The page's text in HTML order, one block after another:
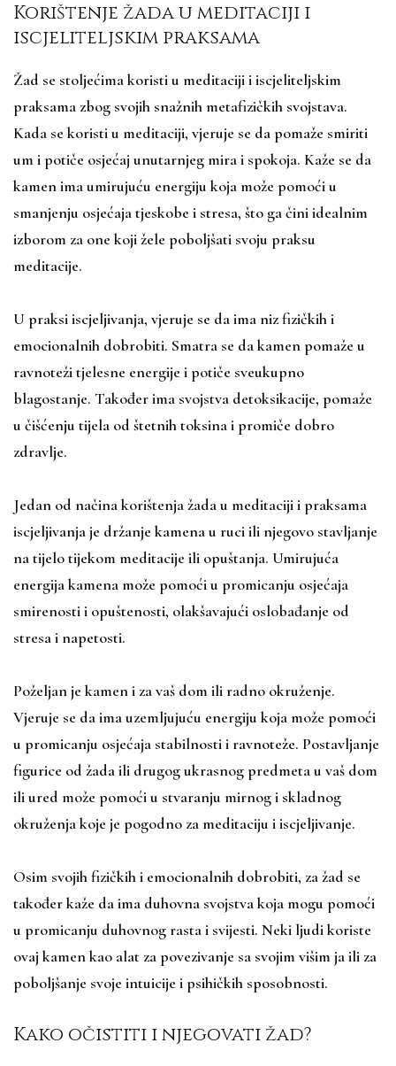
Korištenje žada u meditaciji i
iscjeliteljskim praksama
Žad se stoljećima koristi u meditaciji i iscjeliteljskim
praksama zbog svojih snažnih metafizičkih svojstava.
Kada se koristi u meditaciji, vjeruje se da pomaže smiriti
um i potiče osjećaj unutarnjeg mira i spokoja. Kaže se da
kamen ima umirujuću energiju koja može pomoći u
smanjenju osjećaja tjeskobe i stresa, što ga čini idealnim
izborom za one koji žele poboljšati svoju praksu
meditacije.
U praksi iscjeljivanja, vjeruje se da ima niz fizičkih i
emocionalnih dobrobiti. Smatra se da kamen pomaže u
ravnoteži tjelesne energije i potiče sveukupno
blagostanje. Također ima svojstva detoksikacije, pomaže
u čišćenju tijela od štetnih toksina i promiče dobro
zdravlje.
Jedan od načina korištenja žada u meditaciji i praksama
iscjeljivanja je držanje kamena u ruci ili njegovo stavljanje
na tijelo tijekom meditacije ili opuštanja. Umirujuća
energija kamena može pomoći u promicanju osjećaja
smirenosti i opuštenosti, olakšavajući oslobađanje od
stresa i napetosti.
Poželjan je kamen i za vaš dom ili radno okruženje.
Vjeruje se da ima uzemljujuću energiju koja može pomoći
u promicanju osjećaja stabilnosti i ravnoteže. Postavljanje
figurice od žada ili drugog ukrasnog predmeta u vaš dom
ili ured može pomoći u stvaranju mirnog i skladnog
okruženja koje je pogodno za meditaciju i iscjeljivanje.
Osim svojih fizičkih i emocionalnih dobrobiti, za žad se
također kaže da ima duhovna svojstva koja mogu pomoći
u promicanju duhovnog rasta i svijesti. Neki ljudi koriste
ovaj kamen kao alat za povezivanje sa svojim višim ja ili za
poboljšanje svoje intuicije i psihičkih sposobnosti.
Kako očistiti i njegovati žad?